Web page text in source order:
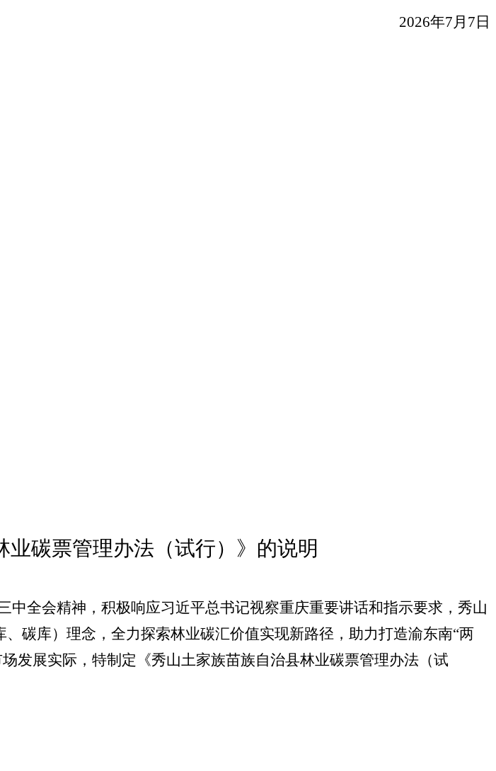
2026年7月 7 日
碳票管理办法（试行）》的说明
全会精神，积极响应习近平总书记视察重庆重要讲话和指示要求，秀山
碳库）理念，全力探索林业碳汇价值实现新路径，助力打造渝东南“两
发展实际，特制定《秀山土家族苗族自治县林业碳票管理办法（试